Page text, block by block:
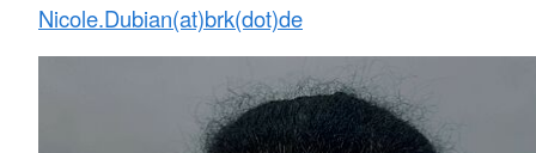
Nicole.Dubian(at)brk(dot)de